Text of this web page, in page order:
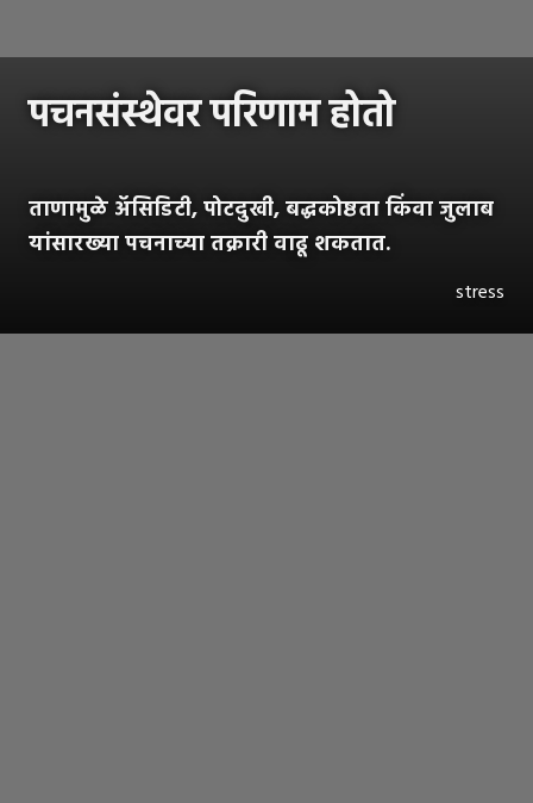
पचनसंस्थेवर परिणाम होतो
ताणामुळे अ‍ॅसिडिटी, पोटदुखी, बद्धकोष्ठता किंवा जुलाब
यांसारख्या पचनाच्या तक्रारी वाढू शकतात.
stress